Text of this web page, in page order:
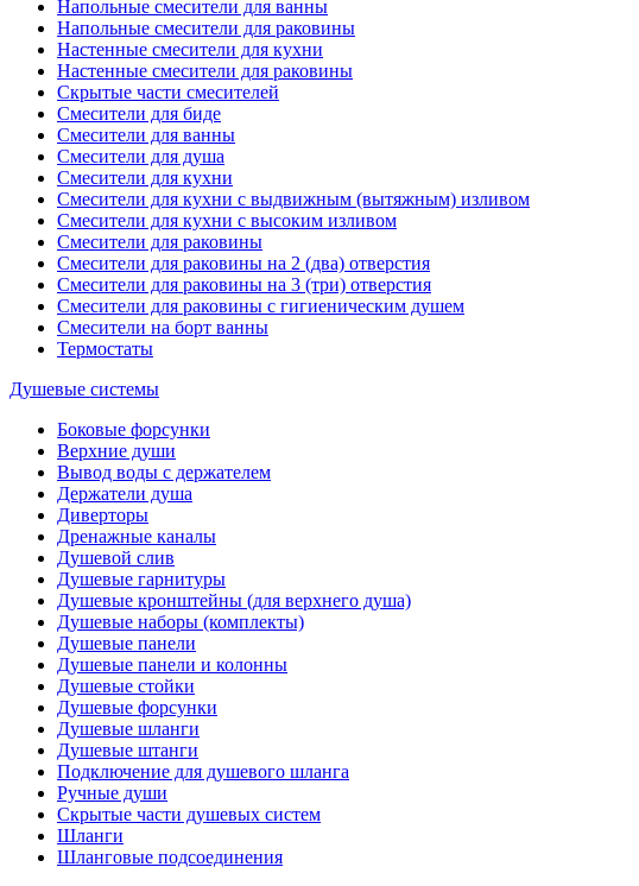
Напольные смесители для ванны
Напольные смесители для раковины
Настенные смесители для кухни
Настенные смесители для раковины
Скрытые части смесителей
Смесители для биде
Смесители для ванны
Смесители для душа
Смесители для кухни
Смесители для кухни с выдвижным (вытяжным) изливом
Смесители для кухни с высоким изливом
Смесители для раковины
Смесители для раковины на 2 (два) отверстия
Смесители для раковины на 3 (три) отверстия
Смесители для раковины с гигиеническим душем
Смесители на борт ванны
Термостаты
Душевые системы
Боковые форсунки
Верхние души
Вывод воды с держателем
Держатели душа
Диверторы
Дренажные каналы
Душевой слив
Душевые гарнитуры
Душевые кронштейны (для верхнего душа)
Душевые наборы (комплекты)
Душевые панели
Душевые панели и колонны
Душевые стойки
Душевые форсунки
Душевые шланги
Душевые штанги
Подключение для душевого шланга
Ручные души
Скрытые части душевых систем
Шланги
Шланговые подсоединения